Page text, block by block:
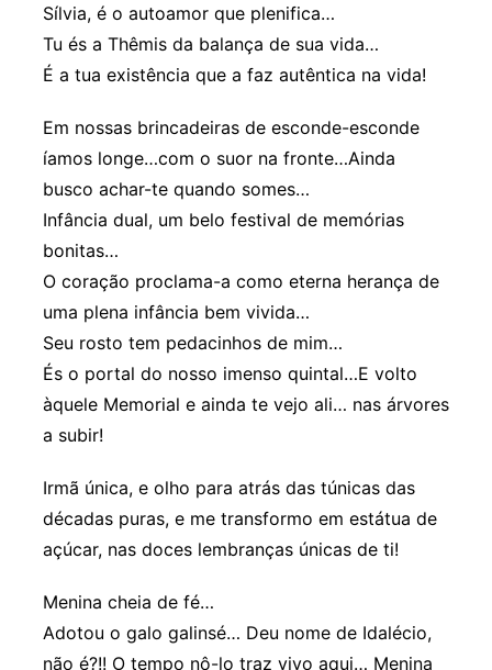
Sílvia, é o autoamor que plenifica…
Tu és a Thêmis da balança de sua vida…
É a tua existência que a faz autêntica na vida!
Em nossas brincadeiras de esconde-esconde
íamos longe…com o suor na fronte…Ainda
busco achar-te quando somes…
Infância dual, um belo festival de memórias
bonitas…
O coração proclama-a como eterna herança de
uma plena infância bem vivida…
Seu rosto tem pedacinhos de mim…
És o portal do nosso imenso quintal…E volto
àquele Memorial e ainda te vejo ali… nas árvores
a subir!
Irmã única, e olho para atrás das túnicas das
décadas puras, e me transformo em estátua de
açúcar, nas doces lembranças únicas de ti!
Menina cheia de fé…
Adotou o galo galinsé… Deu nome de Idalécio,
não é?!! O tempo nô-lo traz vivo aqui… Menina